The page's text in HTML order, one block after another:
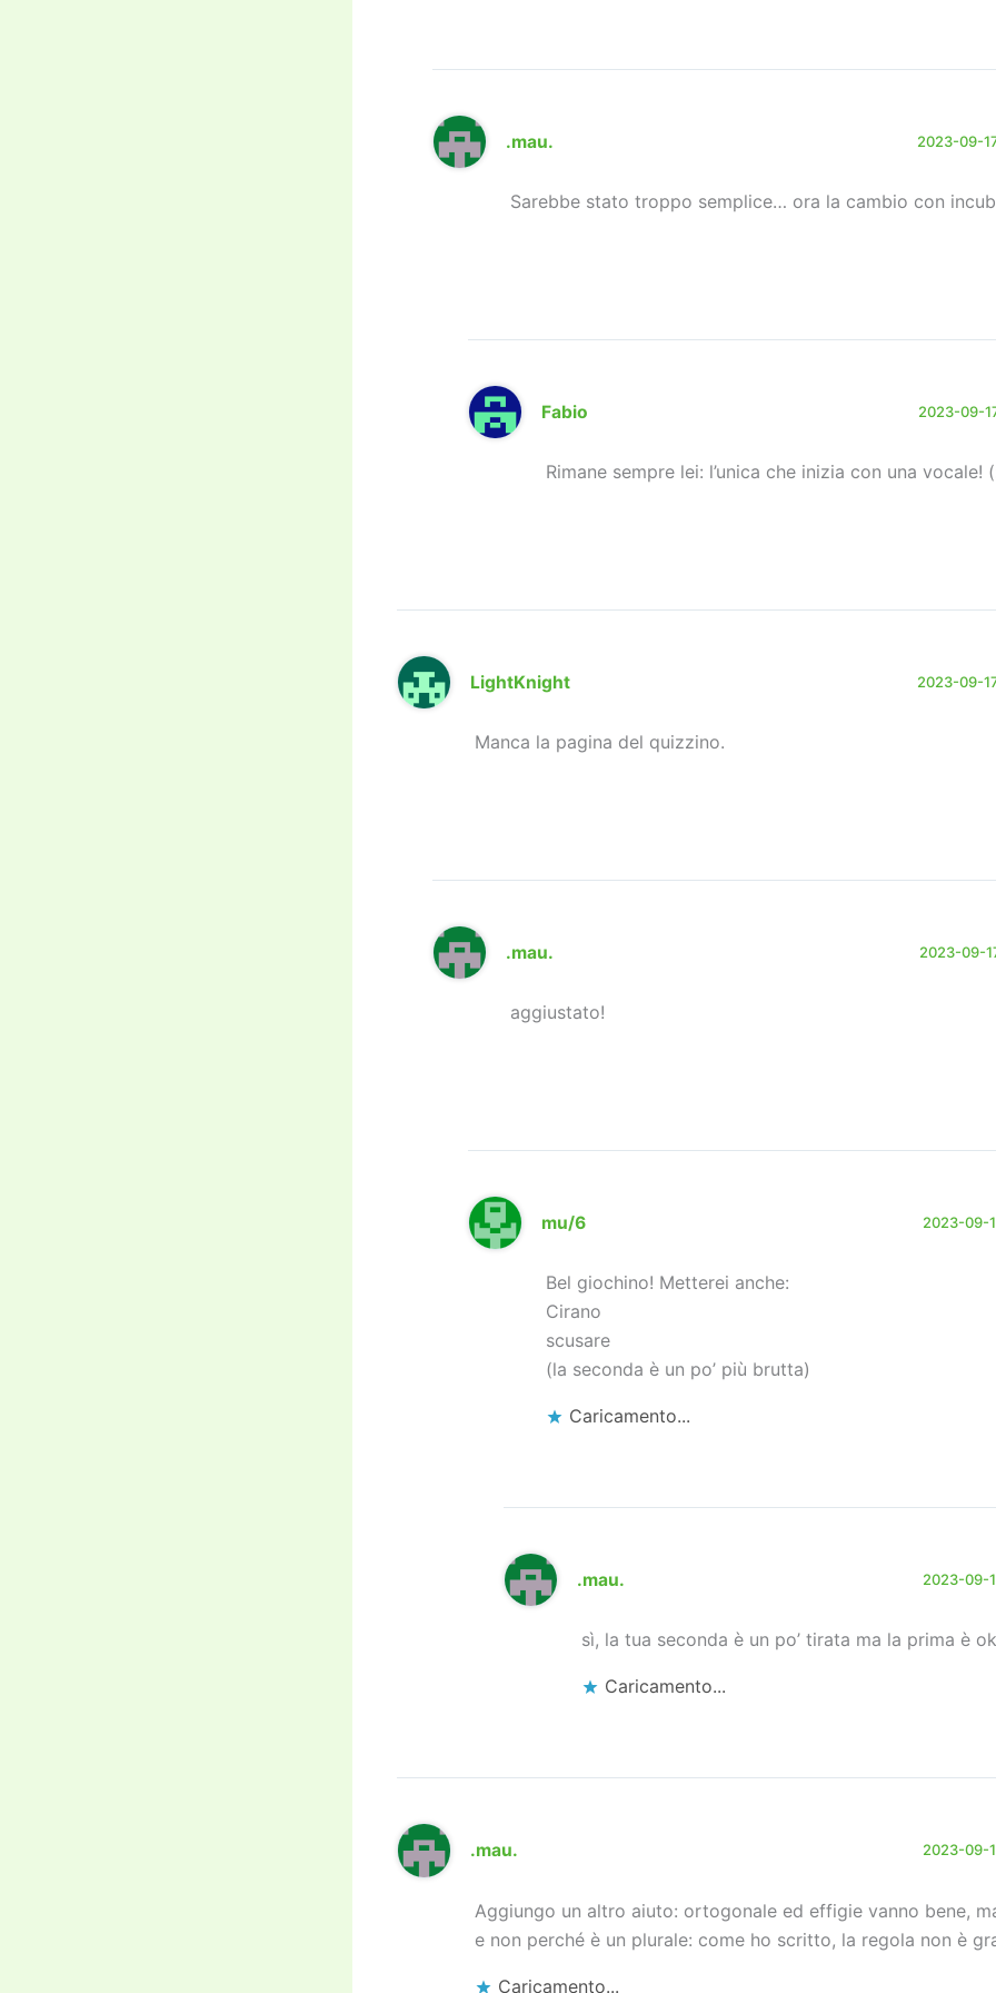
.mau. 2023-09-
Sarebbe stato troppo semplice… ora la cambio con
Fabio 2023-09-
Rimane sempre lei: l’unica che inizia con una vocale!
LightKnight 2023-09-
Manca la pagina del quizzino.
.mau. 2023-09-
aggiustato!
mu/6 2023-09-
Bel giochino! Metterei anche:
Cirano
scusare
(la seconda è un po’ più brutta)
Caricamento...
.mau. 2023-09-
sì, la tua seconda è un po’ tirata ma la prima è
Caricamento...
.mau. 2023-09-
Aggiungo un altro aiuto: ortogonale ed effigie vanno bene,
e non perché è un plurale: come ho scritto, la regola non è
Caricamento...